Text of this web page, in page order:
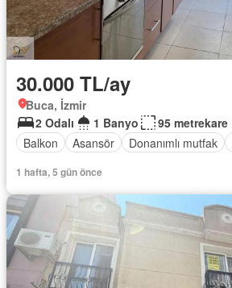
30.000 TL/ay
Buca, İzmir
2 Odalı
1 Banyo
95 metrekare
Balkon
Asansör Donanımlı mutfak
1 hafta, 5 gün önce